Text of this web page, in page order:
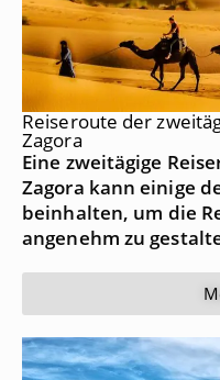
Reiseroute der
Zagora
Eine zweitägige
Zagora kann einige
beinhalten, um die
angenehm zu